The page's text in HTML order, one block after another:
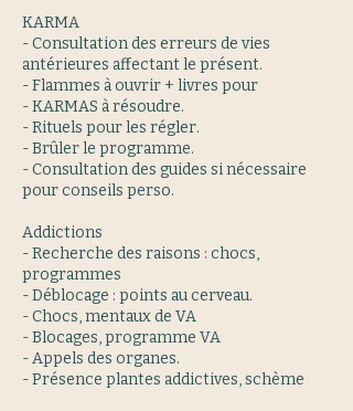
KARMA
- Consultation des erreurs de vies
antérieures affectant le présent.
- Flammes à ouvrir + livres pour
- KARMAS à résoudre.
- Rituels pour les régler.
- Brûler le programme.
- Consultation des guides si nécessaire
pour conseils perso.
Addictions
- Recherche des raisons : chocs,
programmes
- Déblocage : points au cerveau.
- Chocs, mentaux de VA
- Blocages, programme VA
- Appels des organes.
- Présence plantes addictives, schème